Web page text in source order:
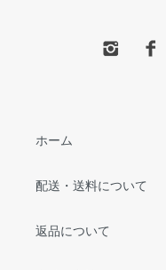
ホーム
配送・送料について
返品について